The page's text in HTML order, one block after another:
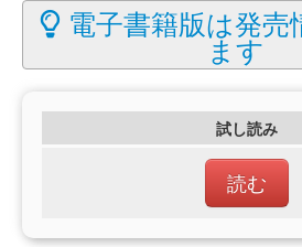
電子書籍版は発売
ます
試し読み
読む